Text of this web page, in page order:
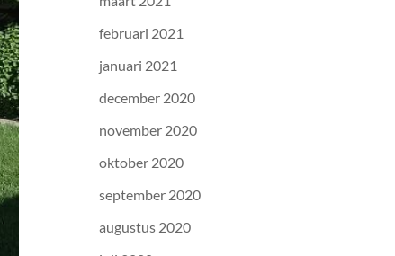
februari 2021
januari 2021
december 2020
november 2020
oktober 2020
september 2020
augustus 2020